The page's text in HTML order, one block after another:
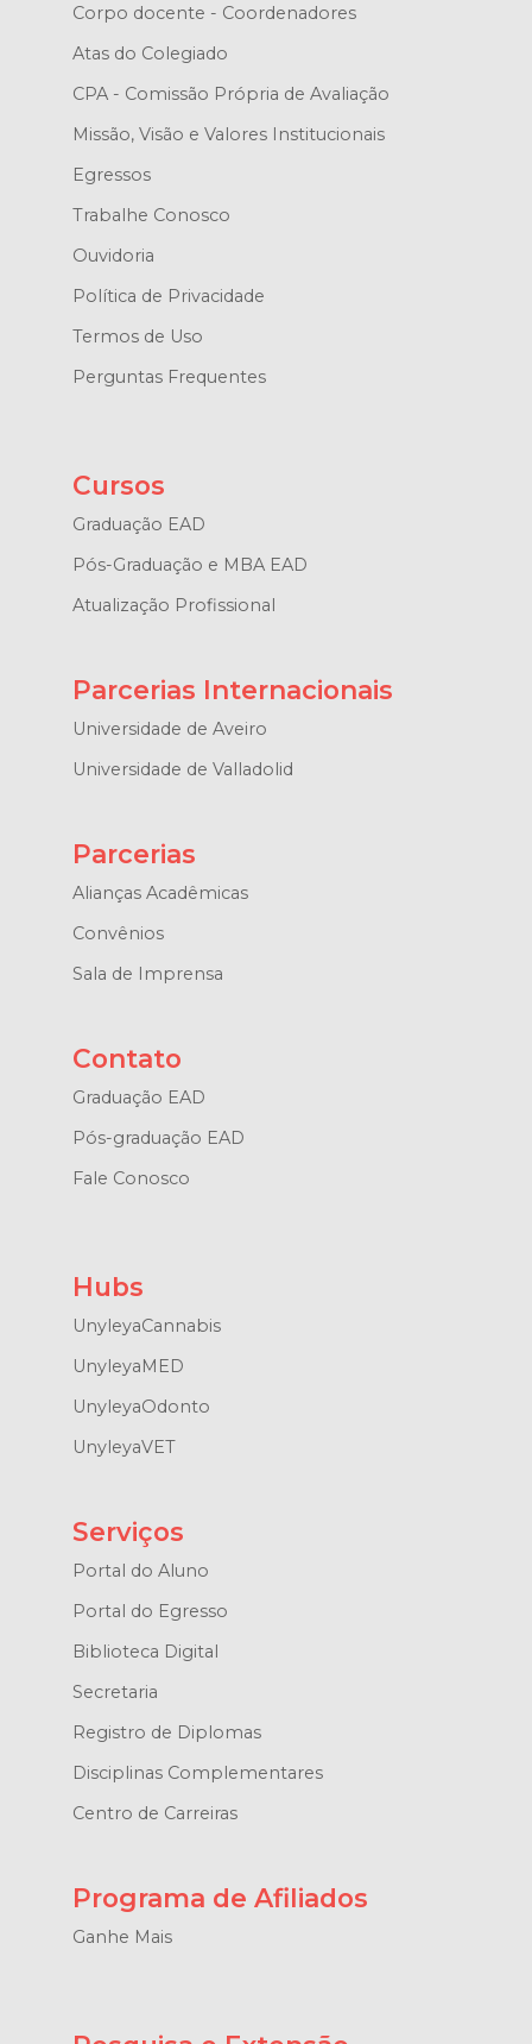
Corpo docente - Coordenadores
Atas do Colegiado
CPA - Comissão Própria de Avaliação
Missão, Visão e Valores Institucionais
Egressos
Trabalhe Conosco
Ouvidoria
Política de Privacidade
Termos de Uso
Perguntas Frequentes
Cursos
Graduação EAD
Pós-Graduação e MBA EAD
Atualização Profissional
Parcerias Internacionais
Universidade de Aveiro
Universidade de Valladolid
Parcerias
Alianças Acadêmicas
Convênios
Sala de Imprensa
Contato
Graduação EAD
Pós-graduação EAD
Fale Conosco
Hubs
UnyleyaCannabis
UnyleyaMED
UnyleyaOdonto
UnyleyaVET
Serviços
Portal do Aluno
Portal do Egresso
Biblioteca Digital
Secretaria
Registro de Diplomas
Disciplinas Complementares
Centro de Carreiras
Programa de Afiliados
Ganhe Mais